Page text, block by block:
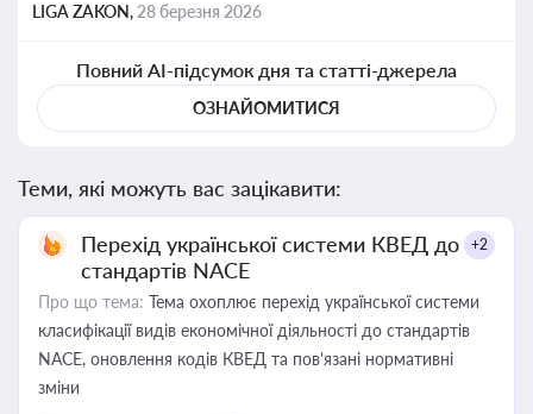
LIGA ZAKON, 28 березня 2026
Повний AI-підсумок дня та статті-джерела
ОЗНАЙОМИТИСЯ
Теми, які можуть вас зацікавити:
Перехід української системи КВЕД до
стандартів NACE
+2
Про що тема: Тема охоплює перехід української системи
класифікації видів економічної діяльності до стандартів
NACE, оновлення кодів КВЕД та пов'язані нормативні
зміни